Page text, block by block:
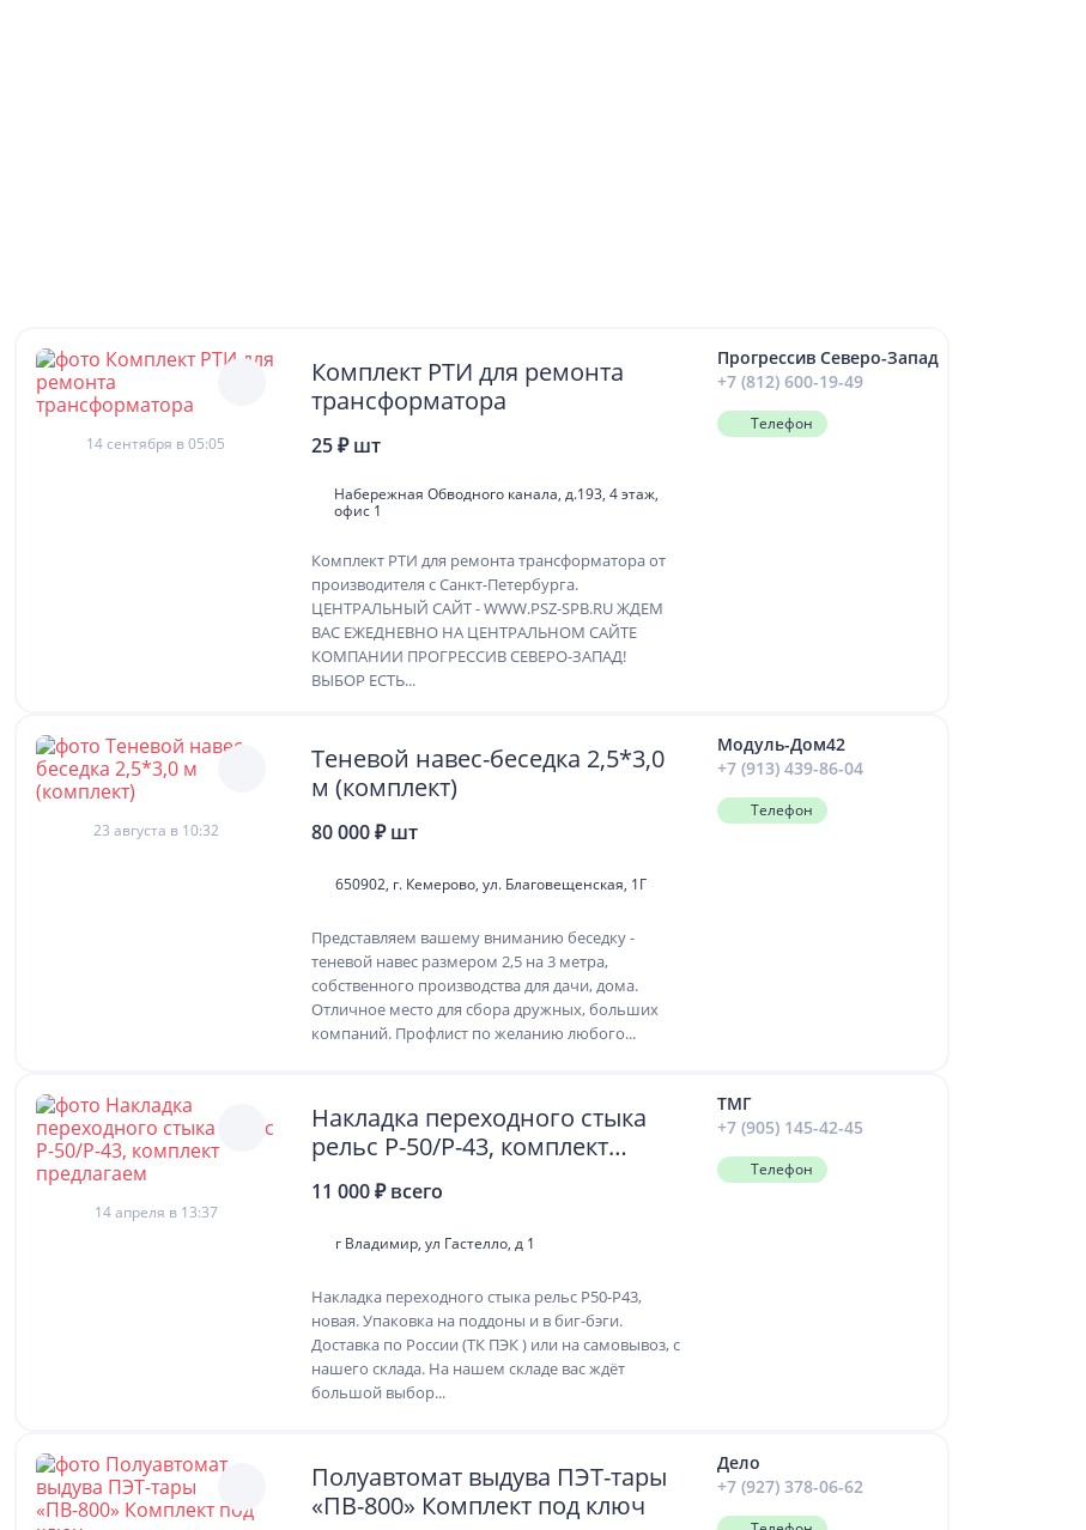
14 сентября в 05:05
Комплект РТИ для ремонта
трансформатора
25 ₽ шт
Набережная Обводного канала, д.193, 4 этаж,
офис 1
Комплект РТИ для ремонта трансформатора от
производителя с Санкт-Петербурга.
ЦЕНТРАЛЬНЫЙ САЙТ - WWW.PSZ-SPB.RU ЖДЕМ
ВАС ЕЖЕДНЕВНО НА ЦЕНТРАЛЬНОМ САЙТЕ
КОМПАНИИ ПРОГРЕССИВ СЕВЕРО-ЗАПАД!
ВЫБОР ЕСТЬ...
Прогрессив Северо-Запад
+7 (812) 600-19-49
Телефон
23 августа в 10:32
Теневой навес-беседка 2,5*3,0
м (комплект)
80 000 ₽ шт
650902, г. Кемерово, ул. Благовещенская, 1Г
Представляем вашему вниманию беседку -
теневой навес размером 2,5 на 3 метра,
собственного производства для дачи, дома.
Отличное место для сбора дружных, больших
компаний. Профлист по желанию любого...
Модуль-Дом42
+7 (913) 439-86-04
Телефон
14 апреля в 13:37
Накладка переходного стыка
рельс Р-50/Р-43, комплект
предлагаем
11 000 ₽ всего
г Владимир, ул Гастелло, д 1
Накладка переходного стыка рельс Р50-Р43,
новая. Упаковка на поддоны и в биг-бэги.
Доставка по России (ТК ПЭК ) или на самовывоз, с
нашего склада. На нашем складе вас ждёт
большой выбор...
ТМГ
+7 (905) 145-42-45
Телефон
Полуавтомат выдува ПЭТ-тары
«ПВ-800» Комплект под ключ
Дело
+7 (927) 378-06-62